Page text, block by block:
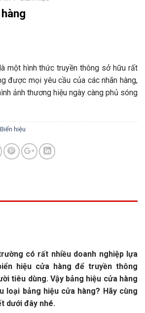
một hình thức truyền thông sở hữu rất
được mọi yêu cầu của các nhãn hàng,
ảnh thương hiệu ngày càng phủ sóng
Biển hiệu
có rất nhiều doanh nghiệp lựa
hiệu cửa hàng để truyền thông
tiêu dùng. Vậy bảng hiệu cửa hàng
loại bảng hiệu cửa hàng? Hãy cùng
dưới đây nhé.